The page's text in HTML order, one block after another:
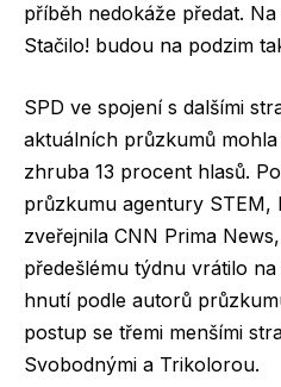
příběh nedokáže předat.
Stačilo! budou na podzim
SPD ve spojení s dalšími
aktuálních průzkumů
zhruba 13 procent hlasů.
průzkumu agentury
zveřejnila CNN Prima
předešlému týdnu vrátilo
hnutí podle autorů
postup se třemi menšími
Svobodnými a Trikolorou.